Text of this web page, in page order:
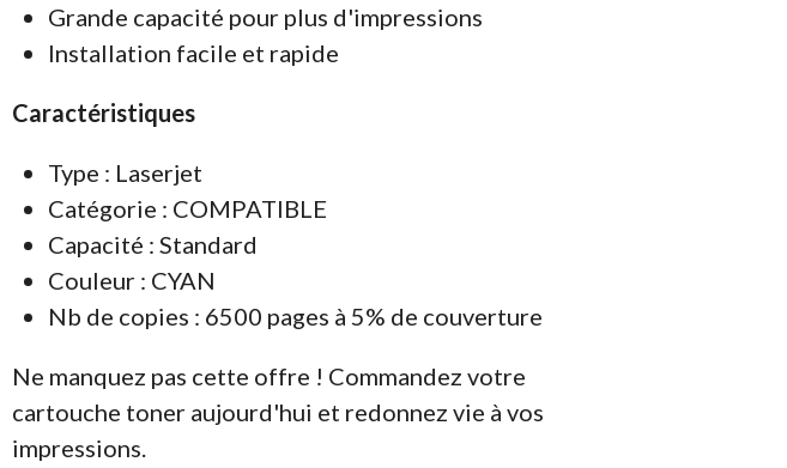
Grande capacité pour plus d'impressions
Installation facile et rapide
Caractéristiques
Type : Laserjet
Catégorie : COMPATIBLE
Capacité : Standard
Couleur : CYAN
Nb de copies : 6500 pages à 5% de couverture
Ne manquez pas cette offre ! Commandez votre
cartouche toner aujourd'hui et redonnez vie à vos
impressions.